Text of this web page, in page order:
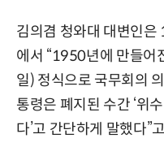
김의겸 청와대 대변인은
에서 “1950년에 만들어
일) 정식으로 국무회의
통령은 폐지된 수간 ‘위
다’고 간단하게 말했다”